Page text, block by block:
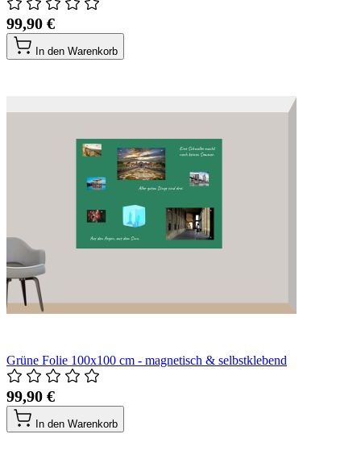
99,90 €
In den Warenkorb
Grüne Folie 100x100 cm - magnetisch & selbstklebend
99,90 €
In den Warenkorb